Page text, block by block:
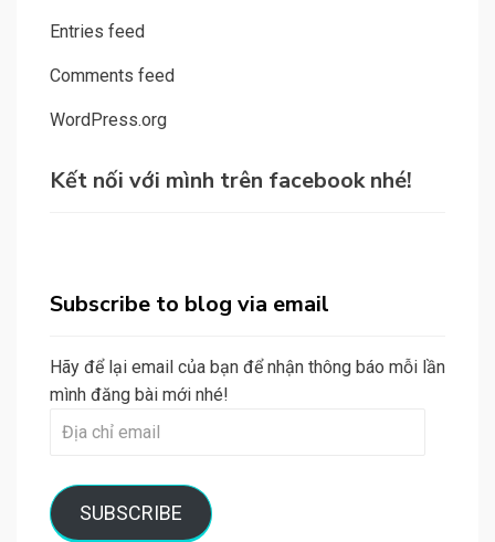
Entries feed
Comments feed
WordPress.org
Kết nối với mình trên facebook nhé!
Subscribe to blog via email
Hãy để lại email của bạn để nhận thông báo mỗi lần
mình đăng bài mới nhé!
Địa
SUBSCRIBE